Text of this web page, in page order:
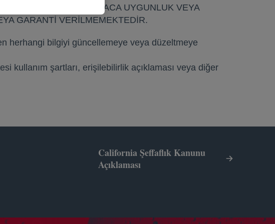
BELİRLİ BİR AMACA UYGUNLUK VEYA
GARANTİ VERİLMEMEKTEDİR.
herhangi bilgiyi güncellemeye veya düzeltmeye
kullanım şartları, erişilebilirlik açıklaması veya diğer
California Şeffaflık Kanunu
Açıklaması